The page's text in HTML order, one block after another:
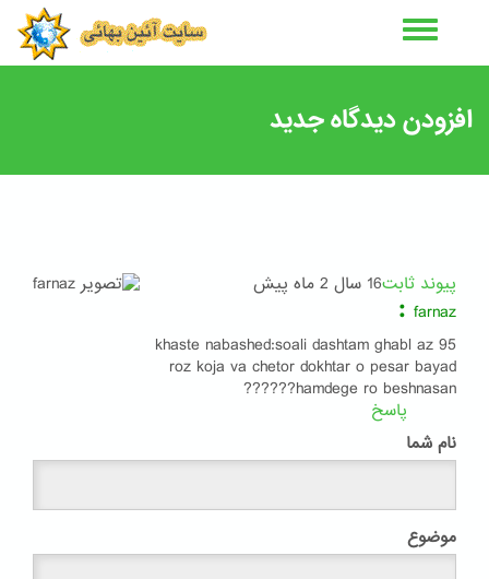
افزودن دیدگاه جدید
پیوند ثابت16 سال 2 ماه پیش
farnaz
:
khaste nabashed:soali dashtam ghabl az 95
roz koja va chetor dokhtar o pesar bayad
hamdege ro beshnasan??????
پاسخ
نام شما
موضوع